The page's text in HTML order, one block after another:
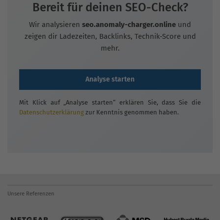
Bereit für deinen SEO-Check?
Wir analysieren seo.anomaly-charger.online und
zeigen dir Ladezeiten, Backlinks, Technik-Score und
mehr.
Analyse starten
Mit Klick auf „Analyse starten“ erklären Sie, dass Sie die
Datenschutzerklärung zur Kenntnis genommen haben.
Unsere Referenzen